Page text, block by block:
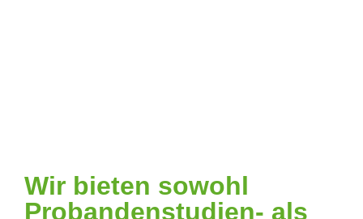
Wir bieten sowohl
Probandenstudien- als